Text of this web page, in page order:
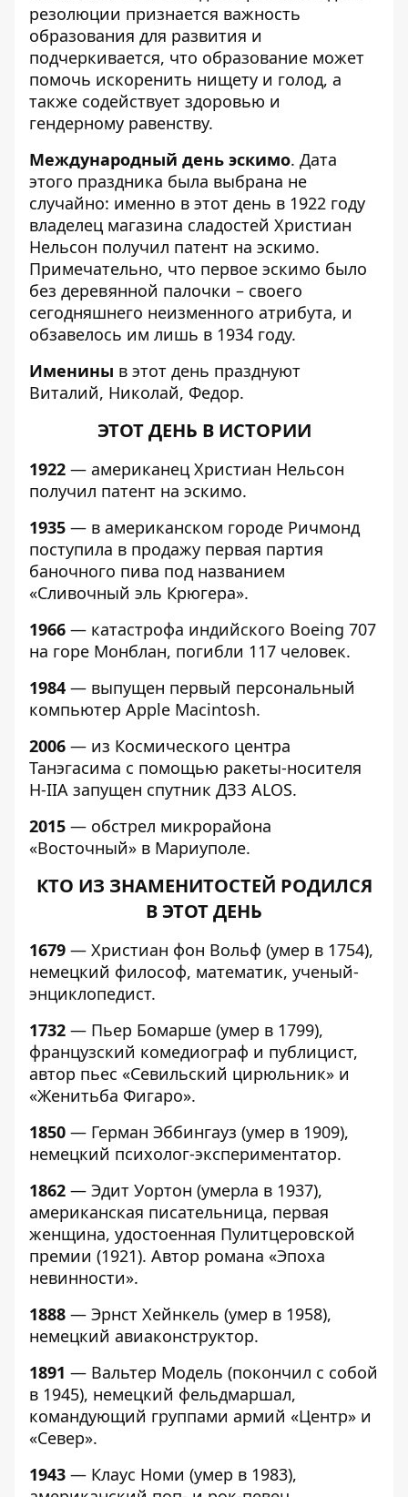
резолюции признается важность
образования для развития и
подчеркивается, что образование может
помочь искоренить нищету и голод, а
также содействует здоровью и
гендерному равенству.
Международный день эскимо. Дата
этого праздника была выбрана не
случайно: именно в этот день в 1922 году
владелец магазина сладостей Христиан
Нельсон получил патент на эскимо.
Примечательно, что первое эскимо было
без деревянной палочки – своего
сегодняшнего неизменного атрибута, и
обзавелось им лишь в 1934 году.
Именины в этот день празднуют
Виталий, Николай, Федор.
ЭТОТ ДЕНЬ В ИСТОРИИ
1922 — американец Христиан Нельсон
получил патент на эскимо.
1935 — в американском городе Ричмонд
поступила в продажу первая партия
баночного пива под названием
«Сливочный эль Крюгера».
1966 — катастрофа индийского Boeing 707
на горе Монблан, погибли 117 человек.
1984 — выпущен первый персональный
компьютер Apple Macintosh.
2006 — из Космического центра
Танэгасима с помощью ракеты-носителя
H-IIA запущен спутник ДЗЗ ALOS.
2015 — обстрел микрорайона
«Восточный» в Мариуполе.
КТО ИЗ ЗНАМЕНИТОСТЕЙ РОДИЛСЯ
В ЭТОТ ДЕНЬ
1679 — Христиан фон Вольф (умер в 1754),
немецкий философ, математик, ученый-
энциклопедист.
1732 — Пьер Бомарше (умер в 1799),
французский комедиограф и публицист,
автор пьес «Севильский цирюльник» и
«Женитьба Фигаро».
1850 — Герман Эббингауз (умер в 1909),
немецкий психолог-экспериментатор.
1862 — Эдит Уортон (умерла в 1937),
американская писательница, первая
женщина, удостоенная Пулитцеровской
премии (1921). Автор романа «Эпоха
невинности».
1888 — Эрнст Хейнкель (умер в 1958),
немецкий авиаконструктор.
1891 — Вальтер Модель (покончил с собой
в 1945), немецкий фельдмаршал,
командующий группами армий «Центр» и
«Север».
1943 — Клаус Номи (умер в 1983),